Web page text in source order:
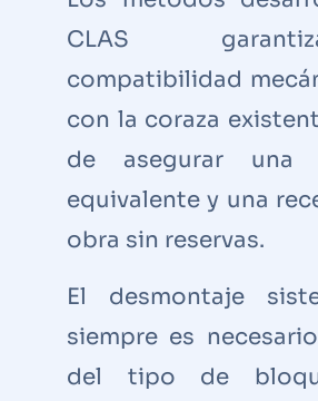
CLAS
compatibilidad
con la coraza
de asegurar una
equivalente y una
obra sin reservas.
El desmontaje
siempre es
del tipo de